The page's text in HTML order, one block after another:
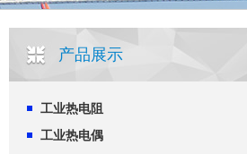
产品展示
工业热电阻
工业热电偶